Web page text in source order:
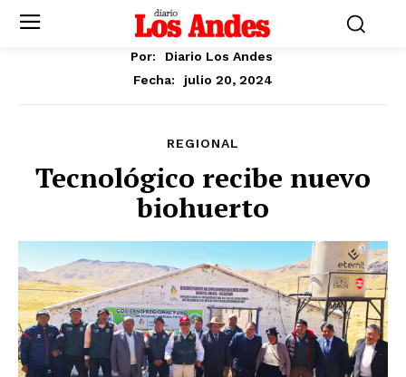
Por:
Diario Los Andes
Fecha:
julio 20, 2024
REGIONAL
Tecnológico recibe nuevo
biohuerto